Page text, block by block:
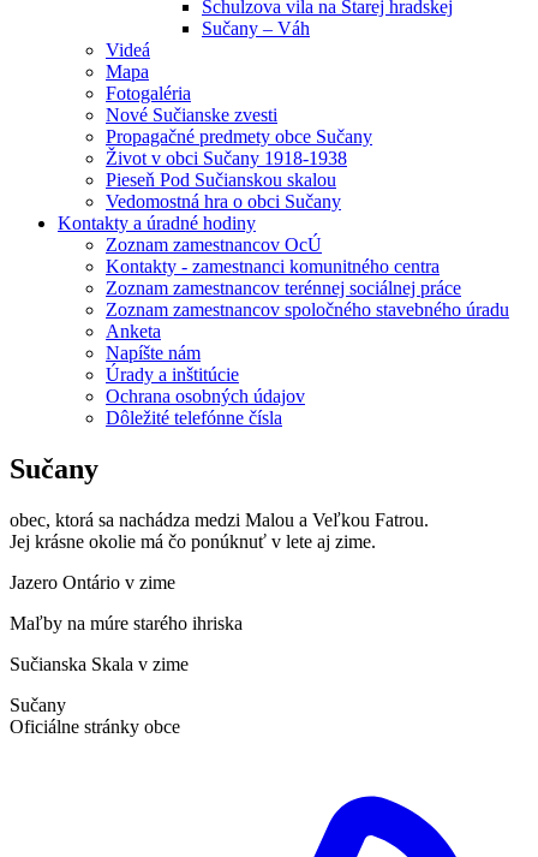
Schulzova vila na Starej hradskej
Sučany – Váh
Videá
Mapa
Fotogaléria
Nové Sučianske zvesti
Propagačné predmety obce Sučany
Život v obci Sučany 1918-1938
Pieseň Pod Sučianskou skalou
Vedomostná hra o obci Sučany
Kontakty a úradné hodiny
Zoznam zamestnancov OcÚ
Kontakty - zamestnanci komunitného centra
Zoznam zamestnancov terénnej sociálnej práce
Zoznam zamestnancov spoločného stavebného úradu
Anketa
Napíšte nám
Úrady a inštitúcie
Ochrana osobných údajov
Dôležité telefónne čísla
Sučany
obec, ktorá sa nachádza medzi Malou a Veľkou Fatrou.
Jej krásne okolie má čo ponúknuť v lete aj zime.
Jazero Ontário v zime
Maľby na múre starého ihriska
Sučianska Skala v zime
Sučany
Oficiálne stránky obce